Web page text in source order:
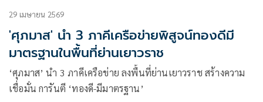
29 เมษายน 2569
'ศุภมาส' นำ 3 ภาคีเครือข่ายพิสูจน์ทองดีมี
มาตรฐานในพื้นที่ย่านเยาวราช
‘ศุภมาส’ นำ 3 ภาคีเครือข่าย ลงพื้นที่ย่านเยาวราช สร้างความ
เชื่อมั่น การันตี ‘ทองดี-มีมาตรฐาน’